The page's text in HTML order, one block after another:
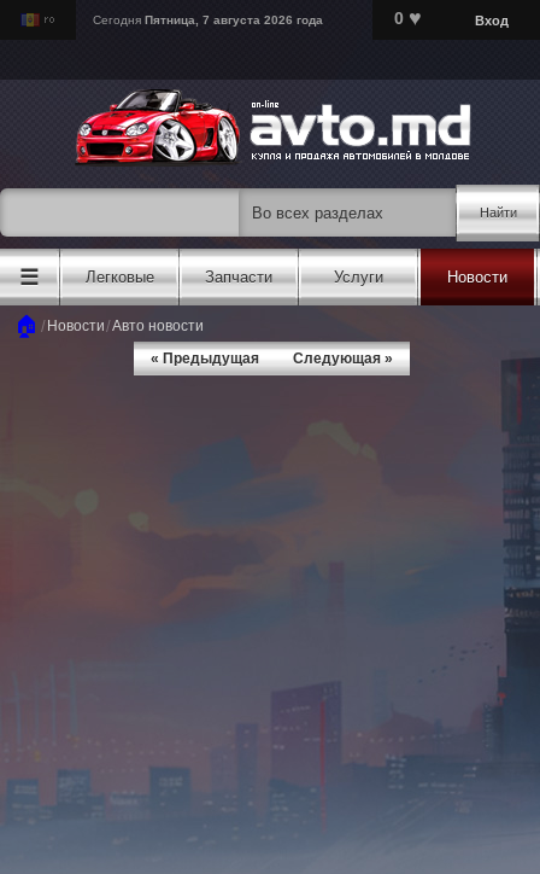
Сегодня Пятница, 7 августа 2026 года 0 ♥ Вход
Найти
☰ Легковые Запчасти Услуги Новости
🏠 / Новости/Авто новости
« Предыдущая
Следующая »